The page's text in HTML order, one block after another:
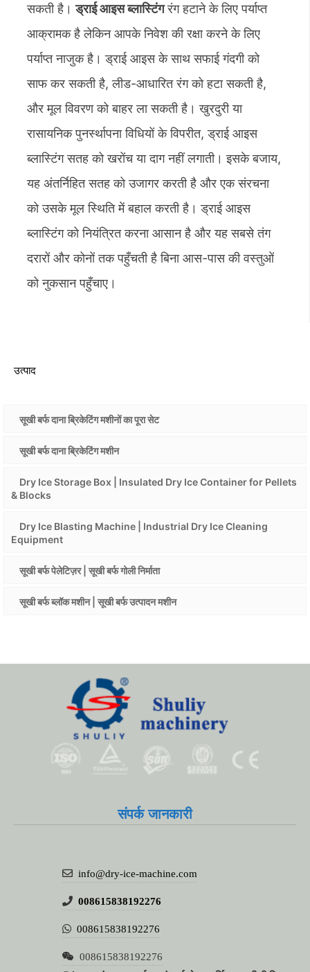
सकती है।ड्राई आइस ब्लास्टिंगरंग हटाने के लिए पर्याप्त
आक्रामक है लेकिन आपके निवेश की रक्षा करने के लिए
पर्याप्त नाजुक है। ड्राई आइस के साथ सफाई गंदगी को
साफ कर सकती है, लीड-आधारित रंग को हटा सकती है,
और मूल विवरण को बाहर ला सकती है। खुरदुरी या
रासायनिक पुनर्स्थापना विधियों के विपरीत, ड्राई आइस
ब्लास्टिंग सतह को खरोंच या दाग नहीं लगाती। इसके बजाय,
यह अंतर्निहित सतह को उजागर करती है और एक संरचना
को उसके मूल स्थिति में बहाल करती है। ड्राई आइस
ब्लास्टिंग को नियंत्रित करना आसान है और यह सबसे तंग
दरारों और कोनों तक पहुँचती है बिना आस-पास की वस्तुओं
को नुकसान पहुँचाए।
उत्पाद
सूखी बर्फ दाना ब्रिकेटिंग मशीनों का पूरा सेट
सूखी बर्फ दाना ब्रिकेटिंग मशीन
Dry Ice Storage Box | Insulated Dry Ice Container for Pellets
& Blocks
Dry Ice Blasting Machine | Industrial Dry Ice Cleaning
Equipment
सूखी बर्फ पेलेटिज़र | सूखी बर्फ गोली निर्माता
सूखी बर्फ ब्लॉक मशीन | सूखी बर्फ उत्पादन मशीन
संपर्क जानकारी
info@dry-ice-machine.com
008615838192276
008615838192276
008615838192276